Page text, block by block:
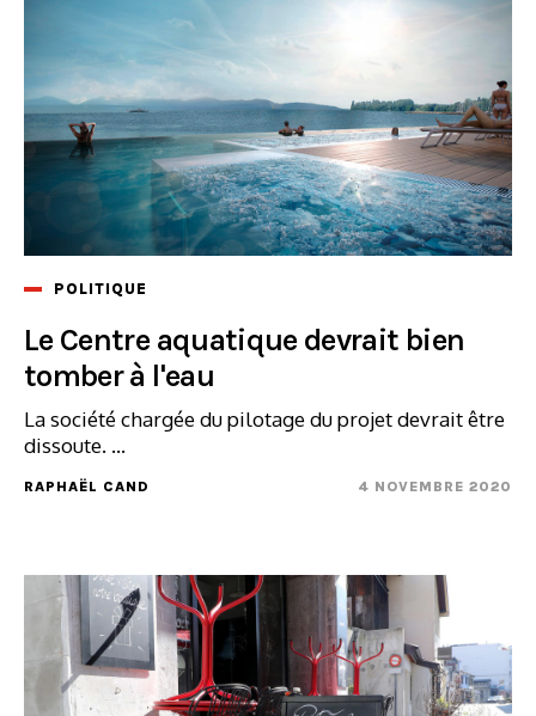
POLITIQUE
Le Centre aquatique devrait bien
tomber à l'eau
La société chargée du pilotage du projet devrait être
dissoute. ...
RAPHAËL CAND 4 NOVEMBRE 2020